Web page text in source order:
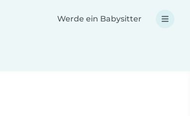
Werde ein Babysitter